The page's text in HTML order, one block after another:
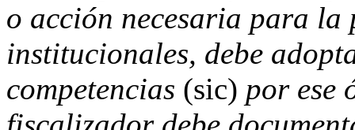
o acción necesaria para la
institucionales, debe
competencias (sic) por ese